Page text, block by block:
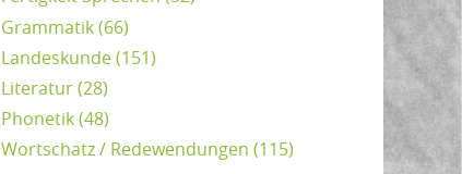
Grammatik(66)
Landeskunde(151)
Literatur(28)
Phonetik(48)
Wortschatz / Redewendungen (115)